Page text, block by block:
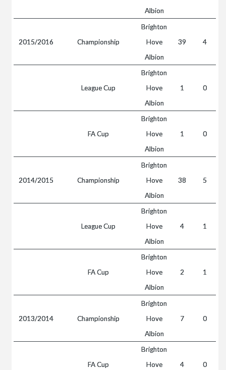
Albion
2015/2016 Championship
Brighton
Hove
Albion
39 4
League Cup
Brighton
Hove
Albion
1 0
FA Cup
Brighton
Hove
Albion
1 0
2014/2015 Championship
Brighton
Hove
Albion
38 5
League Cup
Brighton
Hove
Albion
4 1
FA Cup
Brighton
Hove
Albion
2 1
2013/2014 Championship
Brighton
Hove
Albion
7 0
FA Cup
Brighton
Hove
4 0